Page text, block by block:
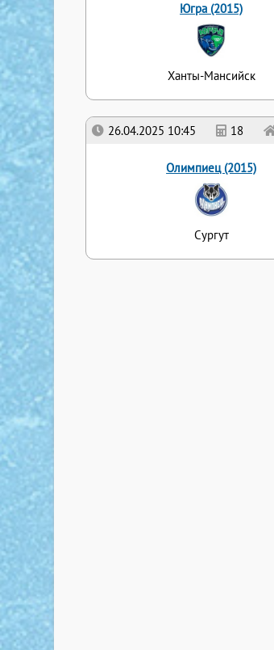
Югра (2015)
Ханты-Мансийск
26.04.2025 10:45 18
Олимпиец (2015)
Сургут